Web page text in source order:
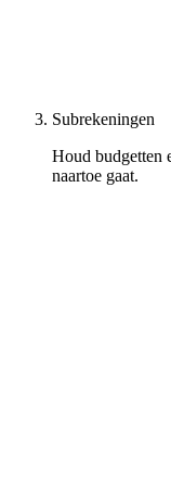
Subrekeningen
Houd budgetten
naartoe gaat.